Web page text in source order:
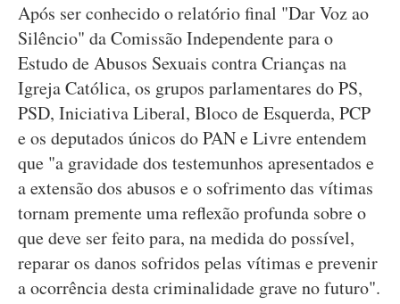
Após ser conhecido o relatório final "Dar Voz ao
Silêncio" da Comissão Independente para o
Estudo de Abusos Sexuais contra Crianças na
Igreja Católica, os grupos parlamentares do PS,
PSD, Iniciativa Liberal, Bloco de Esquerda, PCP
e os deputados únicos do PAN e Livre entendem
que "a gravidade dos testemunhos apresentados e
a extensão dos abusos e o sofrimento das vítimas
tornam premente uma reflexão profunda sobre o
que deve ser feito para, na medida do possível,
reparar os danos sofridos pelas vítimas e prevenir
a ocorrência desta criminalidade grave no futuro".